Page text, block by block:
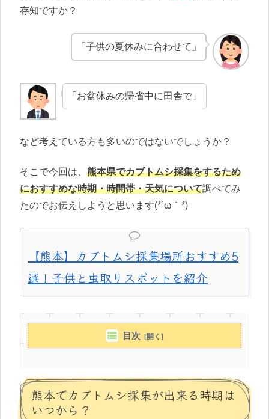
存知ですか？
「子供の夏休みに合わせて」
「お盆休みの帰省中に田舎で」
など考えている方も多いのではないでしょうか？
そこで今回は、 熊本県でカブトムシ採集をするため
におすすめな時期・時間帯・天気について調べてみ
たのでお伝えしようと思います(*´ω｀*)
【熊本】カブトムシ採集場所おすすめ5
選！子供と虫取りスポットを紹介
目次
熊本でカブトムシ採集が出来る時期は
いつから？